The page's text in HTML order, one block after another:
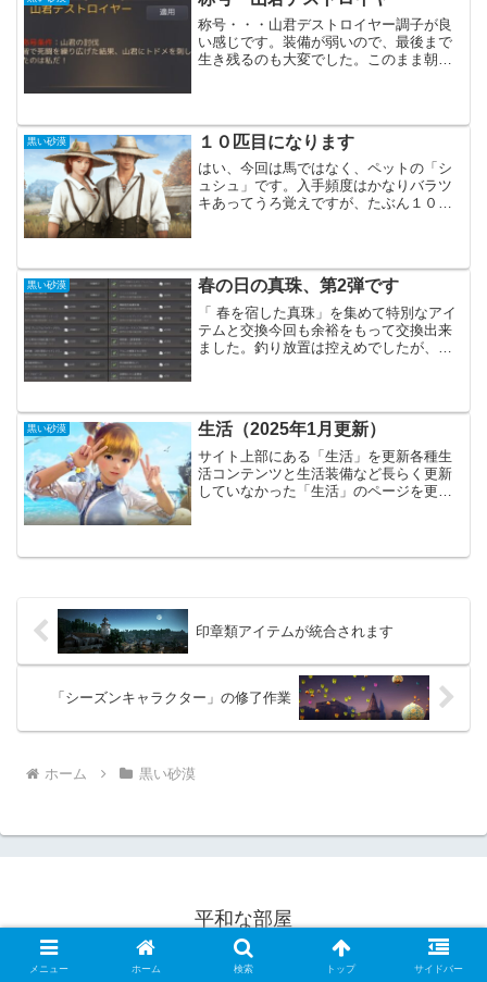
称号・・・山君デストロイヤー調子が良
い感じです。装備が弱いので、最後まで
生き残るのも大変でした。このまま朝の
黒い砂漠 １０匹目になります
はい、今回は馬ではなく、ペットの「シ
ュシュ」です。入手頻度はかなりバラツ
キあってうろ覚えですが、たぶん１０匹
品種改良からの余った種は...
黒い砂漠 春の日の真珠、第2弾です
「 春を宿した真珠」を集めて特別なアイ
テムと交換今回も余裕をもって交換出来
ました。釣り放置は控えめでしたが、問
おくと良いと思います。...
黒い砂漠 生活（2025年1月更新）
サイト上部にある「生活」を更新各種生
活コンテンツと生活装備など長らく更新
していなかった「生活」のページを更新
釣りに費やすべきです。ま...
印章類アイテムが統合されます
「シーズンキャラクター」の修了作業
ホーム 黒い砂漠
平和な部屋
© 2022 平和な部屋.
メニュー ホーム 検索 トップ サイドバー